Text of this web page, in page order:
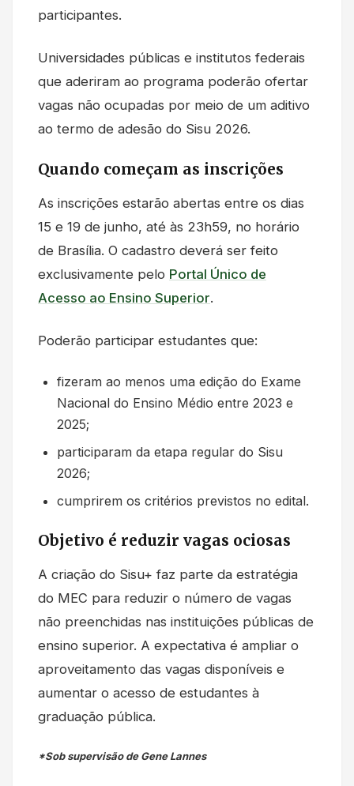
participantes.
Universidades públicas e institutos federais
que aderiram ao programa poderão ofertar
vagas não ocupadas por meio de um aditivo
ao termo de adesão do Sisu 2026.
Quando começam as inscrições
As inscrições estarão abertas entre os dias
15 e 19 de junho, até às 23h59, no horário
de Brasília. O cadastro deverá ser feito
exclusivamente pelo Portal Único de
Acesso ao Ensino Superior.
Poderão participar estudantes que:
fizeram ao menos uma edição do Exame
Nacional do Ensino Médio entre 2023 e
2025;
participaram da etapa regular do Sisu
2026;
cumprirem os critérios previstos no edital.
Objetivo é reduzir vagas ociosas
A criação do Sisu+ faz parte da estratégia
do MEC para reduzir o número de vagas
não preenchidas nas instituições públicas de
ensino superior. A expectativa é ampliar o
aproveitamento das vagas disponíveis e
aumentar o acesso de estudantes à
graduação pública.
*Sob supervisão de Gene Lannes